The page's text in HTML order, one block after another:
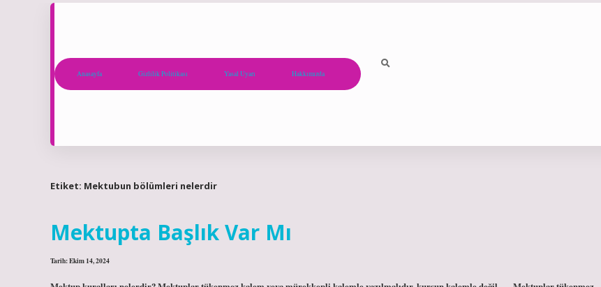
Anasayfa Gizlilik Politikası Yasal Uyarı Hakkımızda
Etiket: Mektubun bölümleri nelerdir
Mektupta Başlık Var Mı
Tarih: Ekim 14, 2024